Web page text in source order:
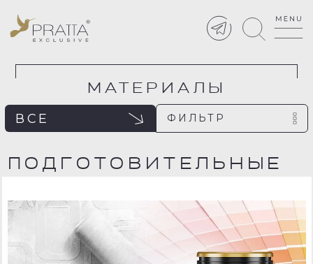
МАТЕРИАЛЫ
ВСЕ ФИЛЬТР
ПОДГОТОВИТЕЛЬНЫЕ